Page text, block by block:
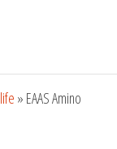
» EAAS Amino